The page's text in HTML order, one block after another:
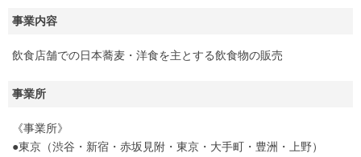
事業内容
飲食店舗での日本蕎麦・洋食を主とする飲食物の販売
事業所
《事業所》
●東京（渋谷・新宿・赤坂見附・東京・大手町・豊洲・上野）